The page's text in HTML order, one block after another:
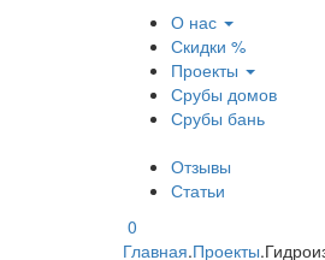
О нас
Скидки %
Проекты
Срубы домов
Срубы бань
Отзывы
Статьи
0
Главная.Проекты.